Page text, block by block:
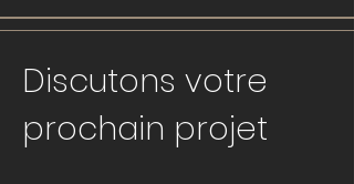
Discutons votre
prochain projet